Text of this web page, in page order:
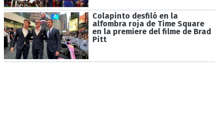
Colapinto desfiló en la
alfombra roja de Time Square
en la premiere del filme de Brad
Pitt